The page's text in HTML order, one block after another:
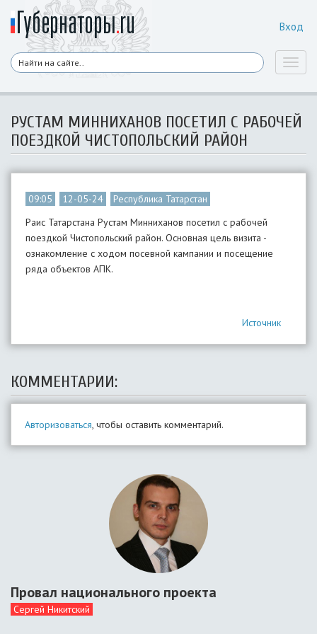
Вход
РУСТАМ МИННИХАНОВ ПОСЕТИЛ С РАБОЧЕЙ
ПОЕЗДКОЙ ЧИСТОПОЛЬСКИЙ РАЙОН
09:05 12-05-24
Республика Татарстан
Раис Татарстана Рустам Минниханов посетил с рабочей
поездкой Чистопольский район. Основная цель визита -
ознакомление с ходом посевной кампании и посещение
ряда объектов АПК.
Источник
КОММЕНТАРИИ:
Авторизоваться, чтобы оставить комментарий.
Провал национального проекта
Сергей Никитский